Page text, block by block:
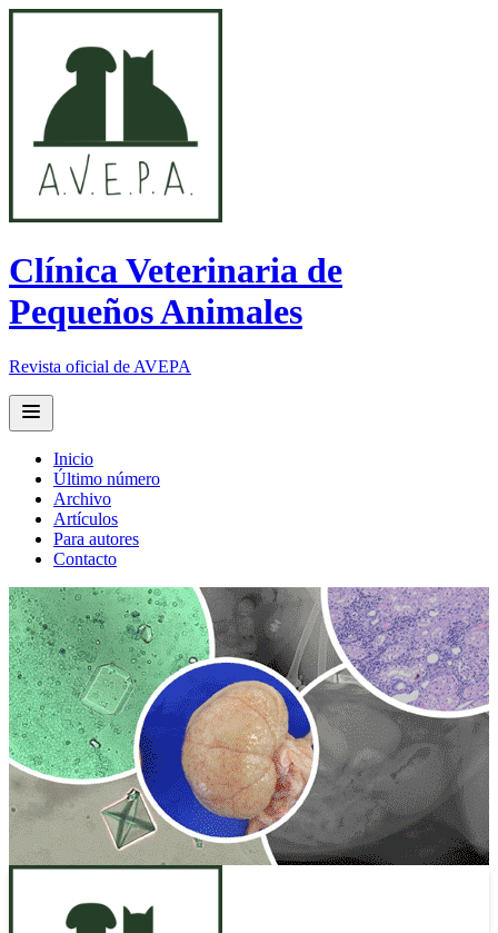
Clínica Veterinaria de
Pequeños Animales
Revista oficial de AVEPA
Open main menu
Inicio
Último número
Archivo
Artículos
Para autores
Contacto